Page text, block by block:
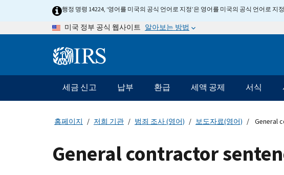
행정 명령 14224, ‘영어를 미국의 공식 언어로 지정’은 영어를 미국의 공식 언어로
미국 정부 공식 웹사이트 알아보는 방법
Information
메
인
네
게
이
세금 신고 납부 환급 세액 공제 서식
홈페이지 저희 기관 범죄 조사 (영어) 보도자료(영어) General
General contractor